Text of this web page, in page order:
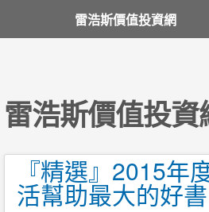
雷浩斯價值投資網
雷浩斯價值投資
『精選』2015年
活幫助最大的好書